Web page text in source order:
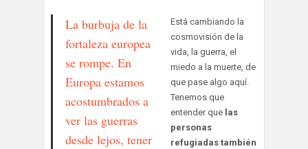
La burbuja de la
fortaleza europea
se rompe. En
Europa estamos
acostumbrados a
ver las guerras
desde lejos, tener
Está cambiando la
cosmovisión de la
vida, la guerra, el
miedo a la muerte, de
que pase algo aquí.
Tenemos que
entender que las
personas
refugiadas también